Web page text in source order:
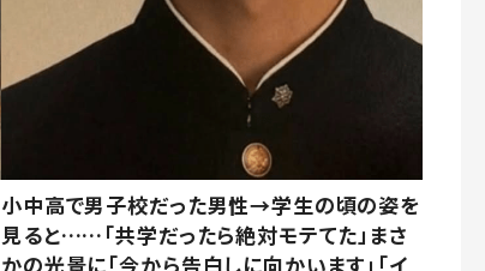
小中高で男子校だった男性→学生の頃の姿を
見ると……「共学だったら絶対モテてた」まさ
かの光景に「今から告白しに向かいます」「イ